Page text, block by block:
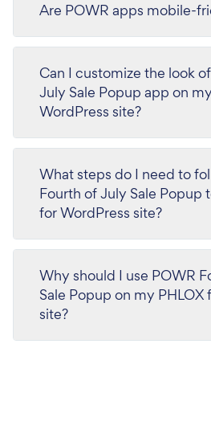
Are POWR apps mobile-
Can I customize the look
July Sale Popup app on
WordPress site?
What steps do I need to
Fourth of July Sale Popup
for WordPress site?
Why should I use POWR
Sale Popup on my PHLOX
site?